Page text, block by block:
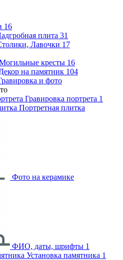
16
плита 31
Лавочки 17
кресты 16
на памятник 104
и фото
Гравировка портрета 1
Портретная плитка
Фото на керамике
ФИО, даты, шрифты 1
Установка памятника 1